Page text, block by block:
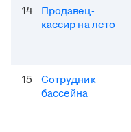
14
Продавец-
кассир на лето
15
Сотрудник
бассейна